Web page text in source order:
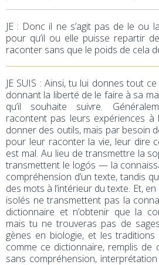
JE : Donc il ne s’agit pas de le ou
pour qu’il ou elle puisse repartir
raconter sans que le poids de cela
JE SUIS : Ainsi, tu lui donnes tout
donnant la liberté de le faire à sa
qu’il souhaite suivre.
racontent pas leurs expériences
donner des outils, mais par besoin
pour leur raconter la vie, leur dire
est mal. Au lieu de transmettre la
transmettent le logós — la
compréhension d’un texte, tandis
des mots à l’intérieur du texte. Et,
isolés ne transmettent pas la
dictionnaire et n’obtenir que la
mais tu ne trouveras pas de
gènes en biologie, et les
comme ce dictionnaire, remplis de
sans compréhension,